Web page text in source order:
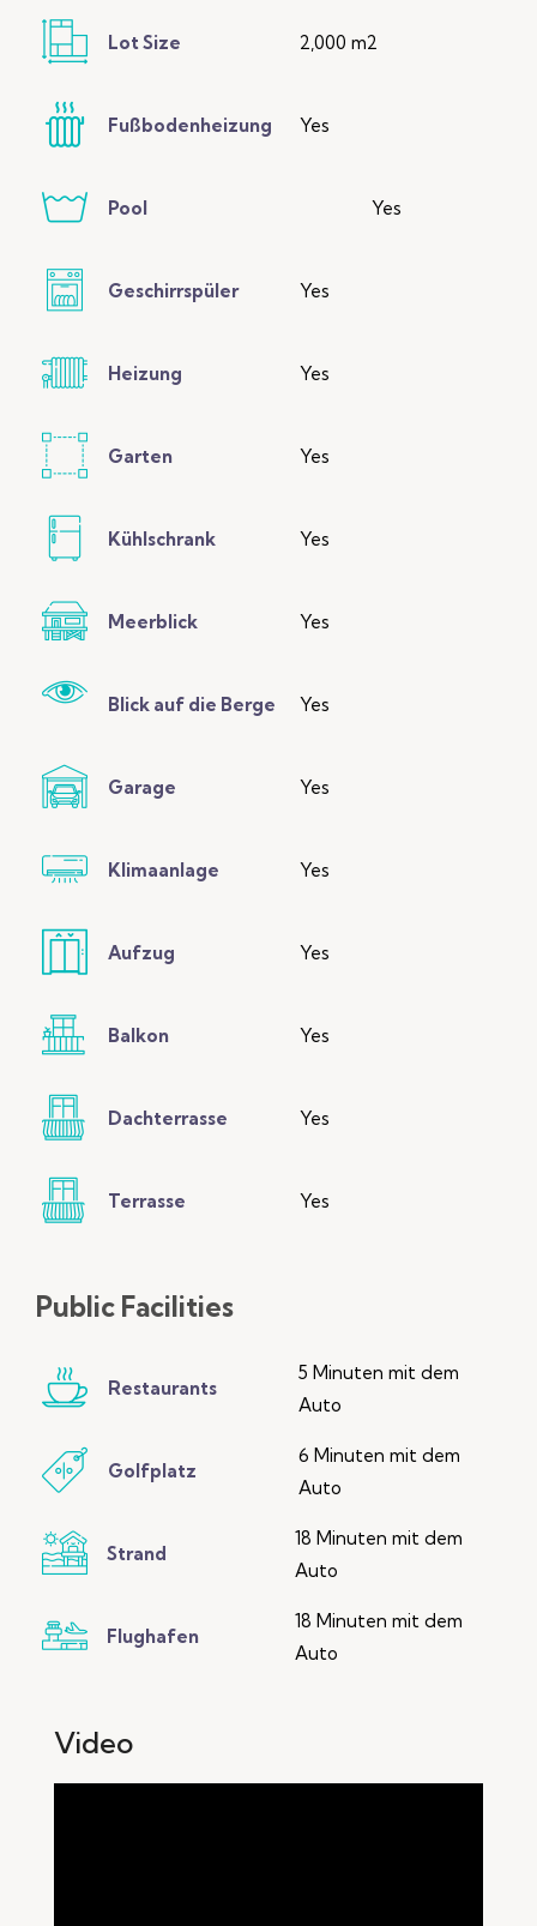
Lot Size 2,000 m2
Fußbodenheizung Yes
Pool Yes
Geschirrspüler Yes
Heizung Yes
Garten Yes
Kühlschrank Yes
Meerblick Yes
Blick auf die Berge Yes
Garage Yes
Klimaanlage Yes
Aufzug Yes
Balkon Yes
Dachterrasse Yes
Terrasse Yes
Public Facilities
Restaurants
5 Minuten mit dem
Auto
Golfplatz
6 Minuten mit dem
Auto
Strand
18 Minuten mit dem
Auto
Flughafen
18 Minuten mit dem
Auto
Video